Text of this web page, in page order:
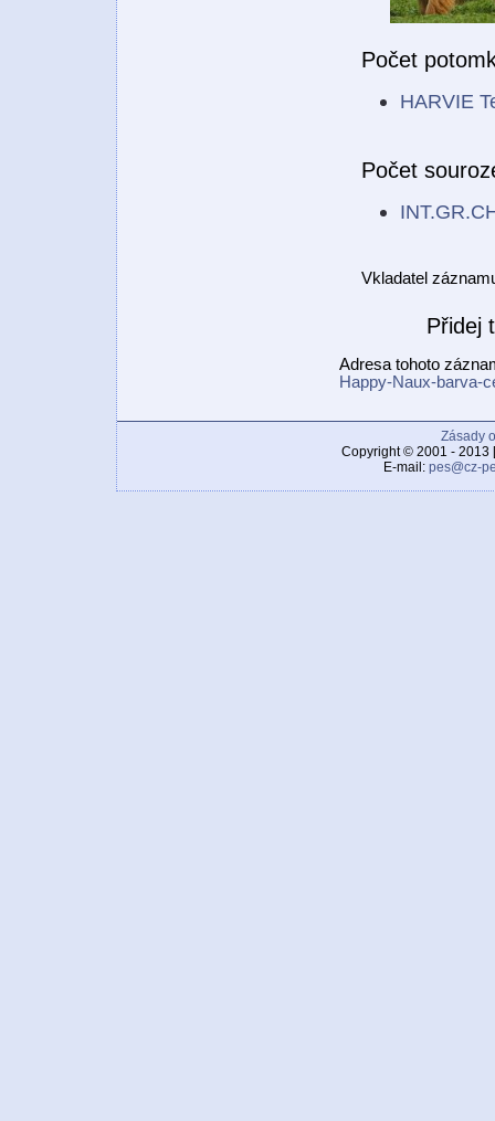
Počet
HARVIE
Počet
Vkladatel
Přidej
Adresa tohoto
Happy-Naux-barva-
Zásady
Copyright © 2001 - 2013
E-mail: pes@cz-